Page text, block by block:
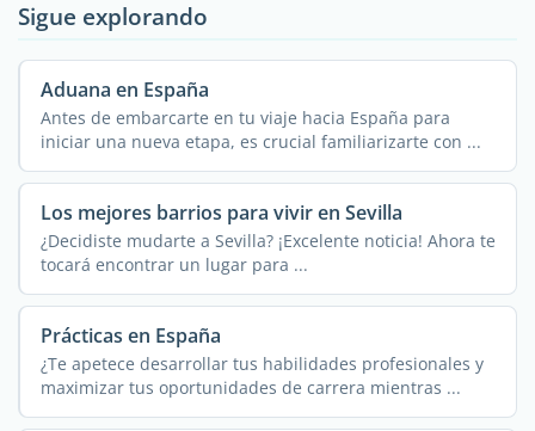
Sigue explorando
Aduana en España
Antes de embarcarte en tu viaje hacia España para
iniciar una nueva etapa, es crucial familiarizarte con ...
Los mejores barrios para vivir en Sevilla
¿Decidiste mudarte a Sevilla? ¡Excelente noticia! Ahora te
tocará encontrar un lugar para ...
Prácticas en España
¿Te apetece desarrollar tus habilidades profesionales y
maximizar tus oportunidades de carrera mientras ...